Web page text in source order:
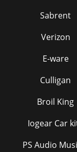
Sabrent
Verizon
E-ware
Culligan
Broil King
Iogear Car
PS Audio